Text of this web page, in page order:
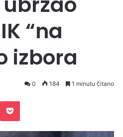
“na
izbora
0 184 1 minutu čitano
Pocket